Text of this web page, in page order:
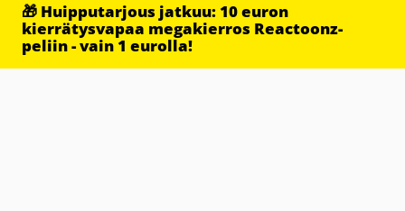
🎁 Huipputarjous jatkuu: 10 euron
kierrätysvapaa megakierros Reactoonz-
peliin - vain 1 eurolla!